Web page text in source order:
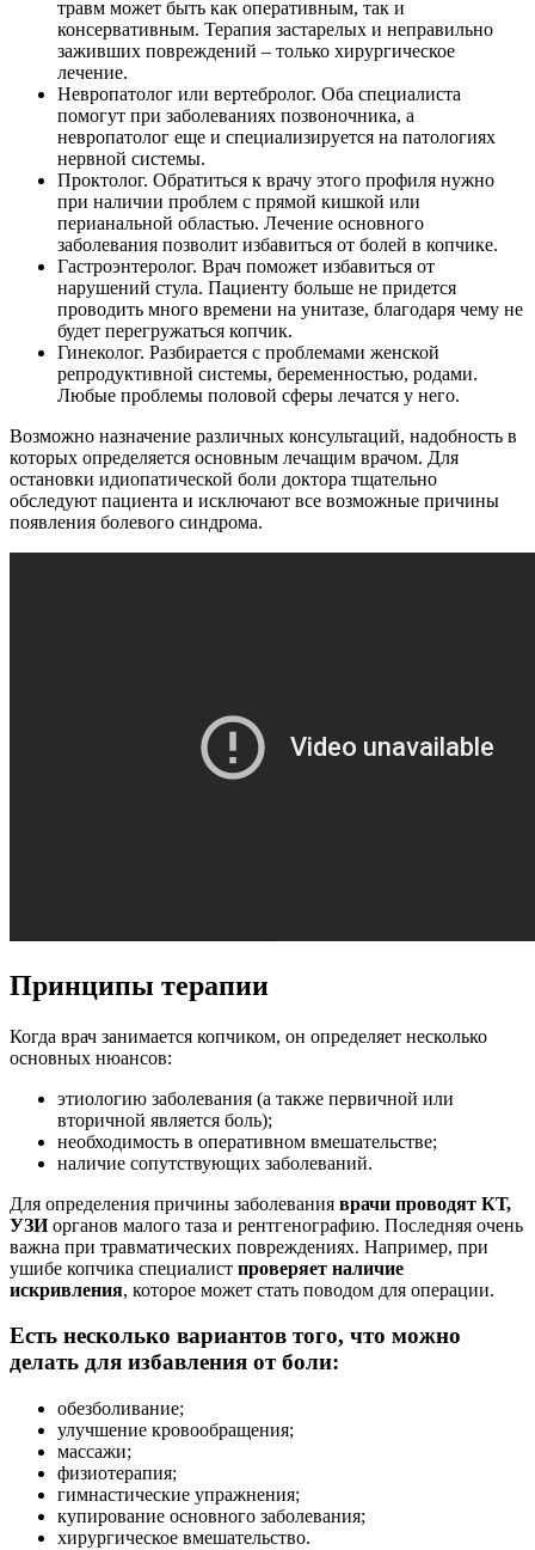
травм может быть как оперативным, так и
консервативным. Терапия застарелых и неправильно
заживших повреждений – только хирургическое
лечение.
Невропатолог или вертебролог. Оба специалиста
помогут при заболеваниях позвоночника, а
невропатолог еще и специализируется на патологиях
нервной системы.
Проктолог. Обратиться к врачу этого профиля нужно
при наличии проблем с прямой кишкой или
перианальной областью. Лечение основного
заболевания позволит избавиться от болей в копчике.
Гастроэнтеролог. Врач поможет избавиться от
нарушений стула. Пациенту больше не придется
проводить много времени на унитазе, благодаря чему не
будет перегружаться копчик.
Гинеколог. Разбирается с проблемами женской
репродуктивной системы, беременностью, родами.
Любые проблемы половой сферы лечатся у него.
Возможно назначение различных консультаций, надобность в
которых определяется основным лечащим врачом. Для
остановки идиопатической боли доктора тщательно
обследуют пациента и исключают все возможные причины
появления болевого синдрома.
Принципы терапии
Когда врач занимается копчиком, он определяет несколько
основных нюансов:
этиологию заболевания (а также первичной или
вторичной является боль);
необходимость в оперативном вмешательстве;
наличие сопутствующих заболеваний.
Для определения причины заболевания врачи проводят КТ,
УЗИорганов малого таза и рентгенографию. Последняя очень
важна при травматических повреждениях. Например, при
ушибе копчика специалист проверяет наличие
искривления, которое может стать поводом для операции.
Есть несколько вариантов того, что можно
делать для избавления от боли:
обезболивание;
улучшение кровообращения;
массажи;
физиотерапия;
гимнастические упражнения;
купирование основного заболевания;
хирургическое вмешательство.